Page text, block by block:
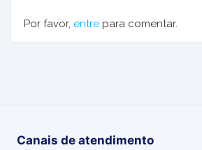
Por favor, entre para comentar.
Canais de atendimento